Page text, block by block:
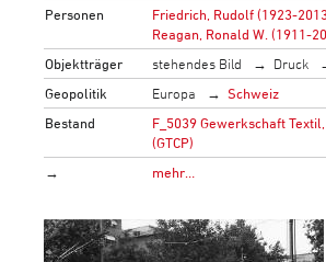
Personen
Friedrich, Rudolf (1923-
Reagan, Ronald W. (1911-
Objektträger
stehendes Bild Druck
Geopolitik
Europa
Schweiz
Bestand
F_5039 Gewerkschaft
(GTCP)
→
mehr…